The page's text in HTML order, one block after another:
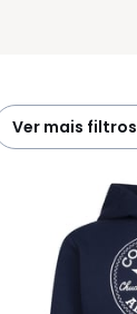
ver mais filtros